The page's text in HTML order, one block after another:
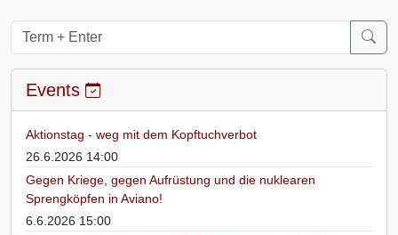
Events
Aktionstag - weg mit dem Kopftuchverbot
26.6.2026 14:00
Gegen Kriege, gegen Aufrüstung und die nuklearen
Sprengköpfen in Aviano!
6.6.2026 15:00